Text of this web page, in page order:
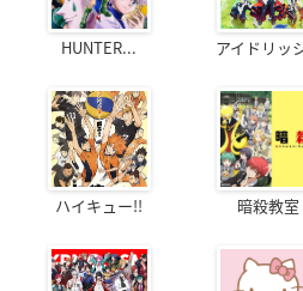
HUNTER... アイドリッ
ハイキュー!! 暗殺教室